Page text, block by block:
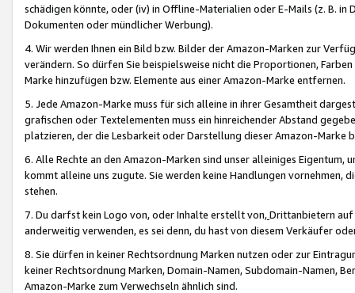
schädigen könnte, oder (iv) in Offline-Materialien oder E-Mails (z. B. in
Dokumenten oder mündlicher Werbung).
4. Wir werden Ihnen ein Bild bzw. Bilder der Amazon-Marken zur
verändern. So dürfen Sie beispielsweise nicht die Proportionen,
Marke hinzufügen bzw. Elemente aus einer Amazon-Marke entfernen.
5. Jede Amazon-Marke muss für sich alleine in ihrer Gesamtheit
grafischen oder Textelementen muss ein hinreichender Abstand
platzieren, der die Lesbarkeit oder Darstellung dieser Amazon-Marke
6. Alle Rechte an den Amazon-Marken sind unser alleiniges
kommt alleine uns zugute. Sie werden keine Handlungen vornehmen,
stehen.
7. Du darfst kein Logo von, oder Inhalte erstellt von,Drittanbietern auf
anderweitig verwenden, es sei denn, du hast von diesem Verkäufer
8. Sie dürfen in keiner Rechtsordnung Marken nutzen oder zur
keiner Rechtsordnung Marken, Domain-Namen, Subdomain-Namen,
Amazon-Marke zum Verwechseln ähnlich sind.